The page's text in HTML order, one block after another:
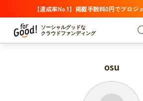
【達成率No.1】掲載手数料0円でプロジ
ソーシャルグッドな
クラウドファンディング
プロジェクトからさがす 注目
支援金額が多い
osu